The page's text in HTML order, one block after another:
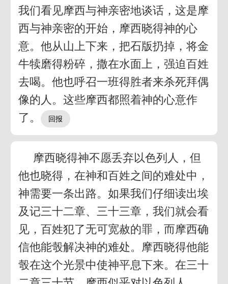
我们看见摩西与神亲密地谈话，这是摩
西与神亲密的开始，摩西晓得神的心
意。他从山上下来，把石版扔掉，将金
牛犊磨得粉碎，撒在水面上，强迫百姓
去喝。他也呼召一班得胜者来杀死拜偶
像的人。这些摩西都照着神的心意作
了。
摩西晓得神不愿丢弃以色列人，但
他也晓得，在神和百姓之间的难处中，
神需要一条出路。如果我们仔细读出埃
及记三十二章、三十三章，我们就会看
见，百姓犯了无可宽赦的罪，而摩西确
信他能彀解决神的难处。摩西晓得他能
彀在这个光景中使神平息下来。在三十